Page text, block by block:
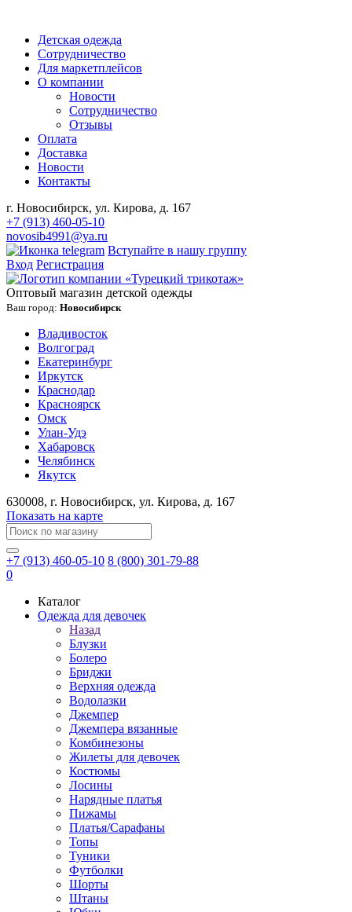
Детская одежда
Сотрудничество
Для маркетплейсов
О компании
Новости
Сотрудничество
Отзывы
Оплата
Доставка
Новости
Контакты
г. Новосибирск, ул. Кирова, д. 167
+7 (913) 460-05-10
novosib4991@ya.ru
Вступайте в нашу группу
Вход Регистрация
Оптовый магазин детской одежды
Ваш город: Новосибирск
Владивосток
Волгоград
Екатеринбург
Иркутск
Краснодар
Красноярск
Омск
Улан-Удэ
Хабаровск
Челябинск
Якутск
630008, г. Новосибирск, ул. Кирова, д. 167
Показать на карте
+7 (913) 460-05-10 8 (800) 301-79-88
0
Каталог
Одежда для девочек
Назад
Блузки
Болеро
Бриджи
Верхняя одежда
Водолазки
Джемпер
Джемпера вязанные
Комбинезоны
Жилеты для девочек
Костюмы
Лосины
Нарядные платья
Пижамы
Платья/Сарафаны
Топы
Туники
Футболки
Шорты
Штаны